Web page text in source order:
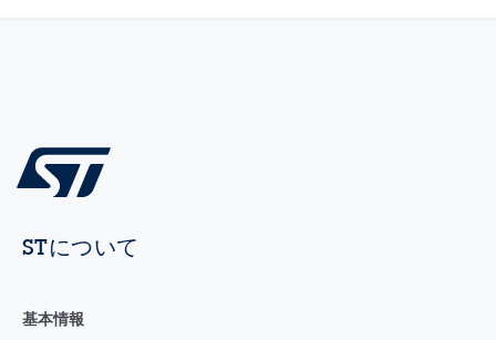
STについて
基本情報